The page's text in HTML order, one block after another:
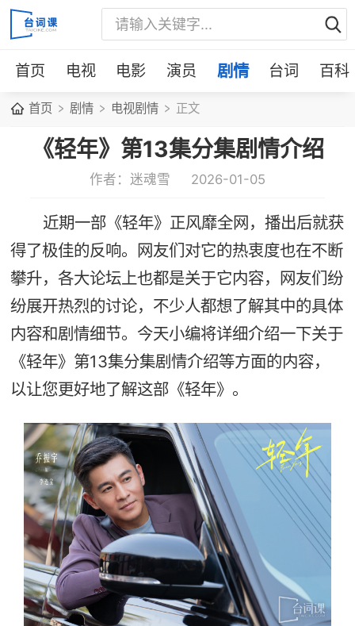
首页 电视 电影 演员 剧情 台词 百科
首页 剧情 电视剧情 正文
《轻年》第13集分集剧情介绍
作者：迷魂雪 2026-01-05
近期一部《轻年》正风靡全网，播出后就获
得了极佳的反响。网友们对它的热衷度也在不断
攀升，各大论坛上也都是关于它内容，网友们纷
纷展开热烈的讨论，不少人都想了解其中的具体
内容和剧情细节。今天小编将详细介绍一下关于
《轻年》第13集分集剧情介绍等方面的内容，
以让您更好地了解这部《轻年》。